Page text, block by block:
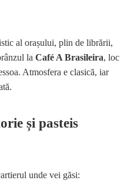
al orașului, plin de librării,
la Café A Brasileira, loc
Atmosfera e clasică, iar
și pasteis
unde vei găsi: